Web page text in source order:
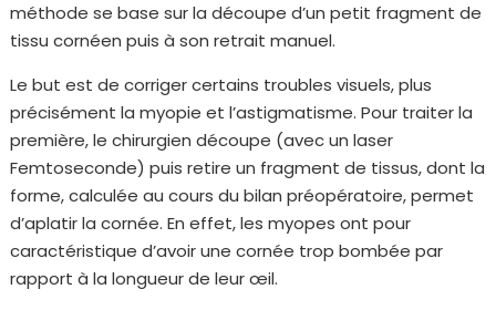
méthode se base sur la découpe d’un petit fragment de
tissu cornéen puis à son retrait manuel.
Le but est de corriger certains troubles visuels, plus
précisément la myopie et l’astigmatisme. Pour traiter la
première, le chirurgien découpe (avec un laser
Femtoseconde) puis retire un fragment de tissus, dont la
forme, calculée au cours du bilan préopératoire, permet
d’aplatir la cornée. En effet, les myopes ont pour
caractéristique d’avoir une cornée trop bombée par
rapport à la longueur de leur œil.